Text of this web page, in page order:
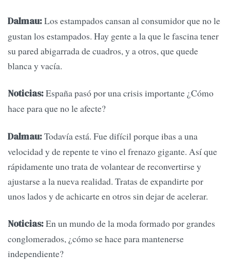
Dalmau:Los estampados cansan al consumidor que no le
gustan los estampados. Hay gente a la que le fascina tener
su pared abigarrada de cuadros, y a otros, que quede
blanca y vacía.
Noticias:España pasó por una crisis importante ¿Cómo
hace para que no le afecte?
Dalmau:Todavía está. Fue difícil porque ibas a una
velocidad y de repente te vino el frenazo gigante. Así que
rápidamente uno trata de volantear de reconvertirse y
ajustarse a la nueva realidad. Tratas de expandirte por
unos lados y de achicarte en otros sin dejar de acelerar.
Noticias:En un mundo de la moda formado por grandes
conglomerados, ¿cómo se hace para mantenerse
independiente?